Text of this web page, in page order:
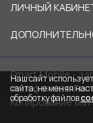
ЛИЧНЫЙ
Smart Mobile -
телефонов в
Копирование
Наш сайт
сайта, не меняя
обработку файлов